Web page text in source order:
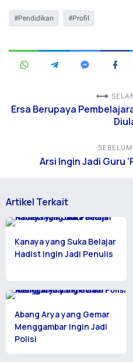
Pendidikan Profil
Ersa Berupaya
Arsi Ingin Jadi Guru
Artikel Terkait
Kanaya yang Suka Belajar
Hadist Ingin Jadi Penulis
Abang Arya yang Gemar
Menggambar Ingin Jadi
Polisi